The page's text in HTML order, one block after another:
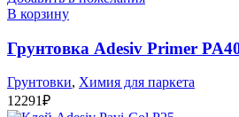
В корзину
Грунтовка Adesiv Primer
Грунтовки, Химия для паркета
12291₽